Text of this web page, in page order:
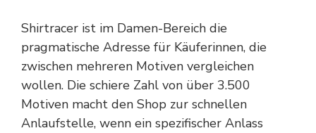
Shirtracer ist im Damen-Bereich die
pragmatische Adresse für Käuferinnen, die
zwischen mehreren Motiven vergleichen
wollen. Die schiere Zahl von über 3.500
Motiven macht den Shop zur schnellen
Anlaufstelle, wenn ein spezifischer Anlass